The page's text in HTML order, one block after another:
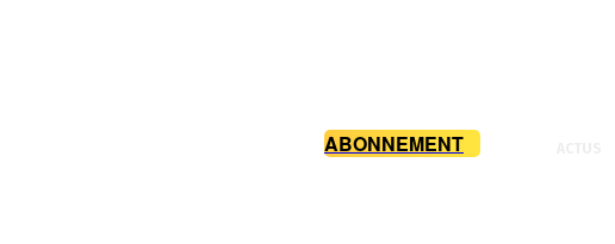
ABONNEMENT